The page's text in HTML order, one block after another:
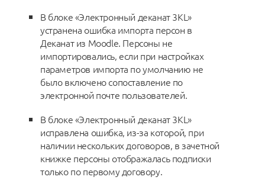
В блоке «Электронный деканат 3KL»
устранена ошибка импорта персон в
Деканат из Moodle. Персоны не
импортировались, если при настройках
параметров импорта по умолчанию не
было включено сопоставление по
электронной почте пользователей.
В блоке «Электронный деканат 3KL»
исправлена ошибка, из-за которой, при
наличии нескольких договоров, в зачетной
книжке персоны отображалась подписки
только по первому договору.